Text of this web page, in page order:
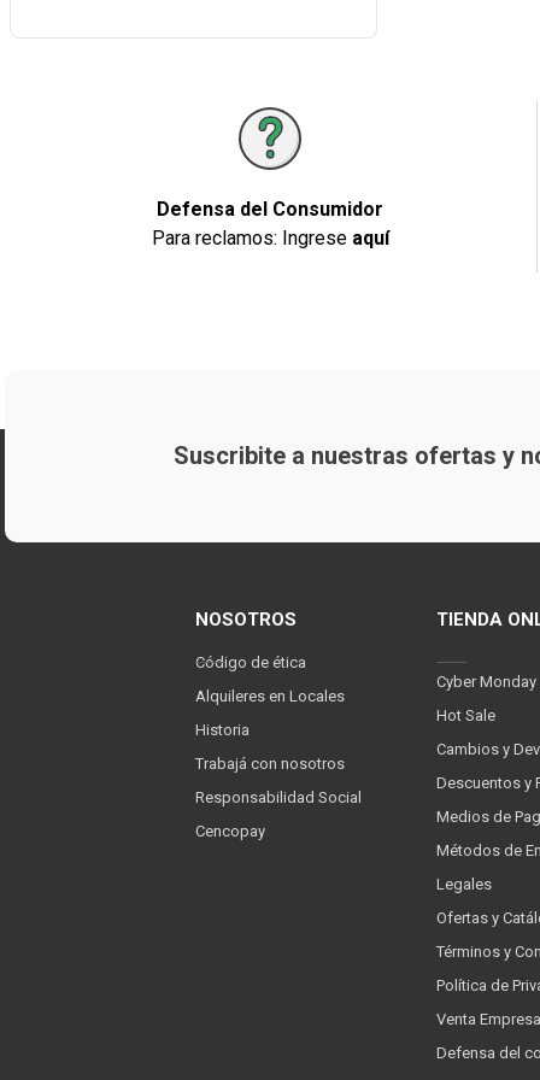
Defensa del Consumidor
Para reclamos: Ingrese aquí
Suscribite a nuestras ofertas y
NOSOTROS
Código de ética
Alquileres en Locales
Historia
Trabajá con nosotros
Responsabilidad Social
Cencopay
TIENDA
Cyber Monday
Hot Sale
Cambios y
Descuentos y
Medios de
Métodos de
Legales
Ofertas y
Términos y
Política de
Venta Empresa
Defensa del